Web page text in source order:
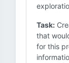
Task:
that
for this